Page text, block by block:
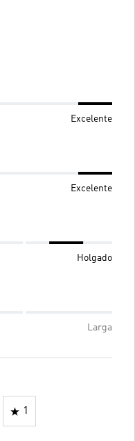
Excelente
Excelente
Holgado
Larga
1